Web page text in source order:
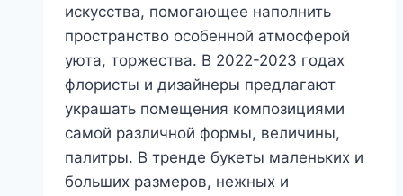
искусства, помогающее наполнить
пространство особенной атмосферой
уюта, торжества. В 2022-2023 годах
флористы и дизайнеры предлагают
украшать помещения композициями
самой различной формы, величины,
палитры. В тренде букеты маленьких и
больших размеров, нежных и